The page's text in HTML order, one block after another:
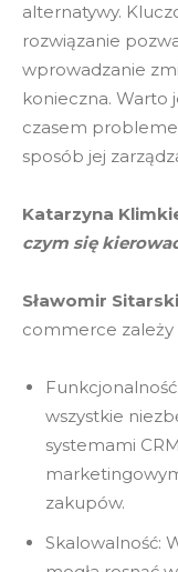
alternatywy.
rozwiązanie
wprowadzanie
konieczna. Warto
czasem
sposób jej
Katarzyna
czym się
Sławomir
commerce
wszystkie
systemami
zakupów.
Skalowalność: